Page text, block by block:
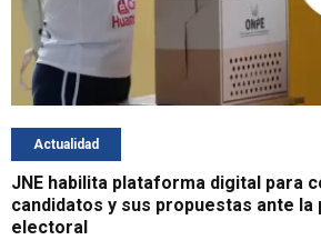
Actualidad
JNE habilita plataforma digital para
candidatos y sus propuestas ante la
electoral